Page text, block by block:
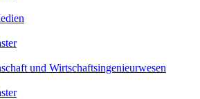
und Wirtschaftsingenieurwesen